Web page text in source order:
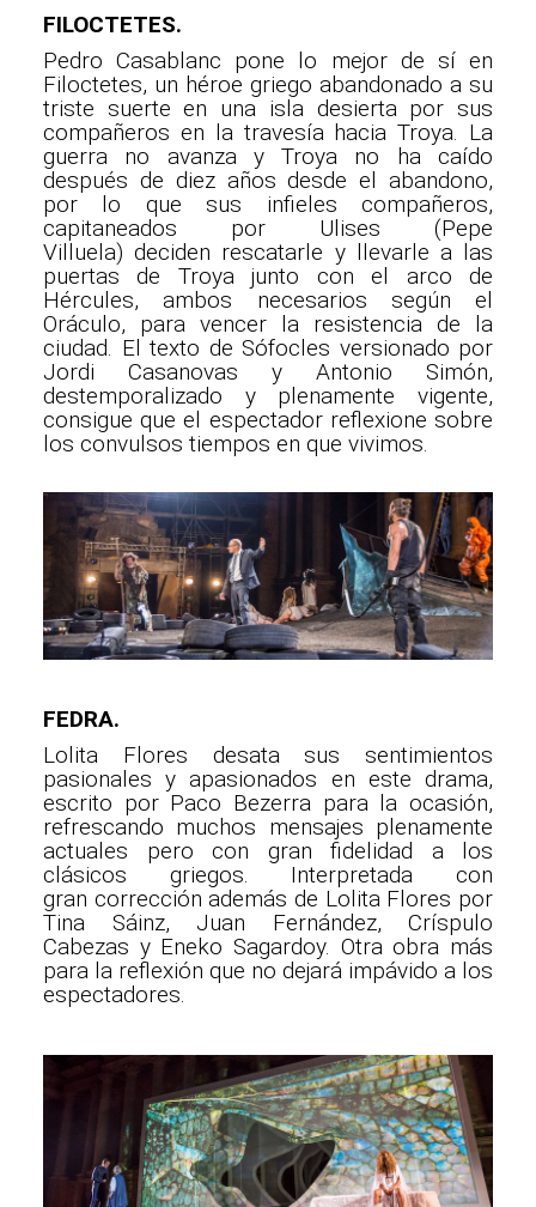
FILOCTETES.
Pedro Casablanc pone lo mejor de sí en
Filoctetes, un héroe griego abandonado a su
triste suerte en una isla desierta por sus
compañeros en la travesía hacia Troya. La
guerra no avanza y Troya no ha caído
después de diez años desde el abandono,
por lo que sus infieles compañeros,
capitaneados por Ulises (Pepe
Villuela) deciden rescatarle y llevarle a las
puertas de Troya junto con el arco de
Hércules, ambos necesarios según el
Oráculo, para vencer la resistencia de la
ciudad. El texto de Sófocles versionado por
Jordi Casanovas y Antonio Simón,
destemporalizado y plenamente vigente,
consigue que el espectador reflexione sobre
los convulsos tiempos en que vivimos.
FEDRA.
Lolita Flores desata sus sentimientos
pasionales y apasionados en este drama,
escrito por Paco Bezerra para la ocasión,
refrescando muchos mensajes plenamente
actuales pero con gran fidelidad a los
clásicos griegos. Interpretada con
gran corrección además de Lolita Flores por
Tina Sáinz, Juan Fernández, Críspulo
Cabezas y Eneko Sagardoy. Otra obra más
para la reflexión que no dejará impávido a los
espectadores.